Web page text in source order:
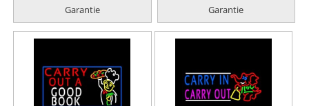
Garantie
Garantie